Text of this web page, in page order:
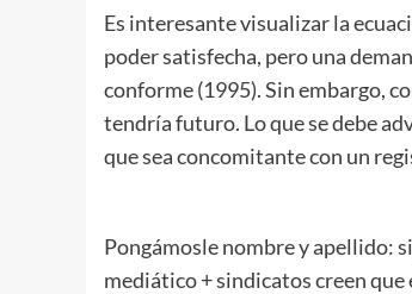
Es interesante visualizar la
poder satisfecha, pero una
conforme (1995). Sin embargo,
tendría futuro. Lo que se debe
que sea concomitante con un
Pongámosle nombre y apellido:
mediático + sindicatos creen